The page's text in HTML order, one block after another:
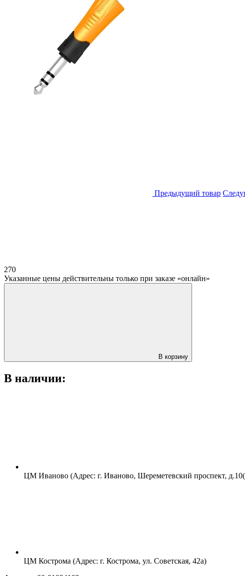
Предыдущий товар
270
Указанные цены действительны только при заказе «онлайн»
В корзину
В наличии:
ЦМ Иваново (Адрес: г. Иваново, Шереметевский проспект,
ЦМ Кострома (Адрес: г. Кострома, ул. Советская, 42а)